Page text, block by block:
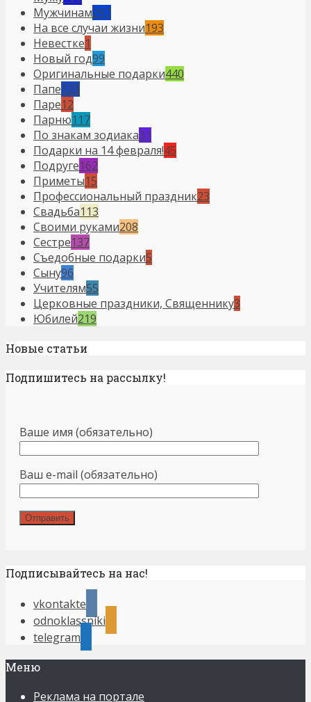
Мужчинам297
На все случаи жизни193
Невестке1
Новый год99
Оригинальные подарки440
Папе123
Паре12
Парню117
По знакам зодиака31
Подарки на 14 февраля!45
Подруге162
Приметы15
Профессиональный праздник23
Свадьба113
Своими руками208
Сестре137
Съедобные подарки5
Сыну96
Учителям55
Церковные праздники, Священнику3
Юбилей219
Новые статьи
Подпишитесь на рассылку!
Ваше имя (обязательно)
Ваш e-mail (обязательно)
Подписывайтесь на нас!
vkontakte
odnoklassniki
telegram
Меню
Реклама на портале